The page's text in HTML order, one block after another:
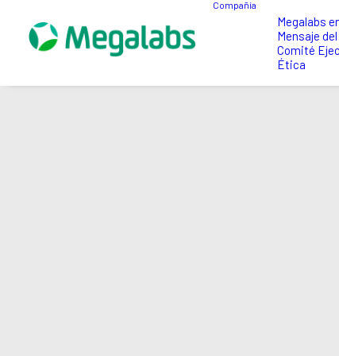
Compañía
Megalabs
Mensaje del
Comité
Ética